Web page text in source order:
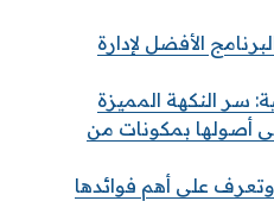
الأفضل لإدارة
سر النكهة المميزة
أصولها بمكونات من
على أهم فوائدها